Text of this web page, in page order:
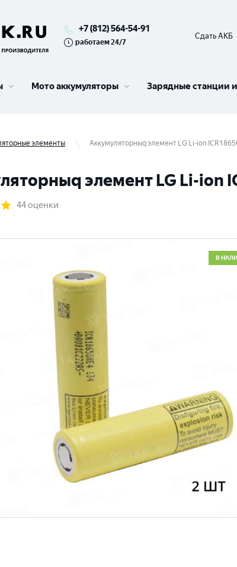
+7 (812) 564-54-91
работаем 24/7
Сдать АКБ
Мото аккумуляторы Зарядные станции
элементы Аккумуляторныq элемент LG Li-ion
элемент LG Li-ion
44 оценки
В